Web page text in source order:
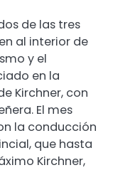
de las tres
al interior de
y el
en la
Kirchner, con
El mes
la conducción
que hasta
Kirchner,